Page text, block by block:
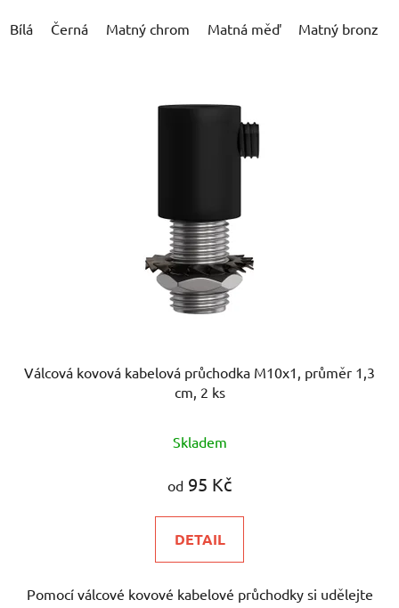
Bílá Černá Matný chrom Matná měď Matný bronz
Válcová kovová kabelová průchodka M10x1, průměr 1,3
cm, 2 ks
hodnocení
produktu
5,0
z
hvězdiček.
Skladem
od 95 Kč
DETAIL
Pomocí válcové kovové kabelové průchodky si udělejte